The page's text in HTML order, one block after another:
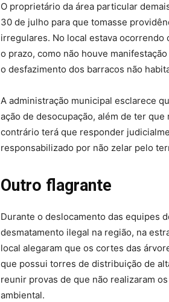
O proprietário da área particular
30 de julho para que tomasse
irregulares. No local estava ocorrendo
o prazo, como não houve
o desfazimento dos barracos não
A administração municipal esclarece
ação de desocupação, além de ter
contrário terá que responder
responsabilizado por não zelar pelo
Outro flagrante
Durante o deslocamento das equipes
desmatamento ilegal na região, na
local alegaram que os cortes das
que possui torres de distribuição de
reunir provas de que não realizaram
ambiental.